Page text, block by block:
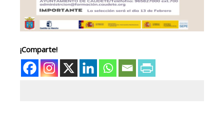
¡Comparte!